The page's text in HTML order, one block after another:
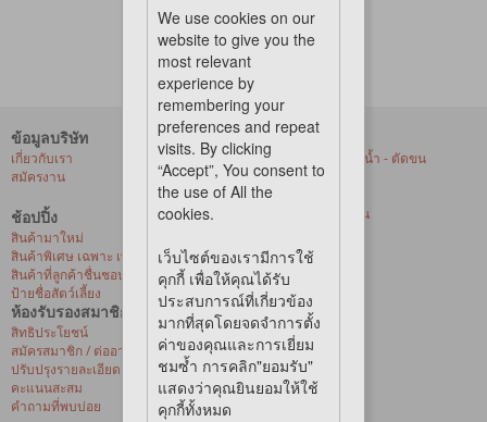
ข้อมูลบริษัท
เกี่ยวกับเรา
สมัครงาน
ช้อปปิ้ง
สินค้ามาใหม่
สินค้าพิเศษ เฉพาะ เพ็ท เลิฟเวอร์ เซ็นเตอร์
สินค้าที่ลูกค้าชื่นชอบ
ป้ายชื่อสัตว์เลี้ยง
บริการของเรา
ศูนย์ให้บริการอาบน้ำ - ตัดขน
สัตว์เลี้ยงที่ร้านค้า
การจัดส่งด่วน
บริการจัดส่งถึงบ้าน
ห้องรับรองสมาชิก
สิทธิประโยชน์
สมัครสมาชิก / ต่ออายุ / เปิดใช้งานบัตรวีไอพี
ปรับปรุงรายละเอียดส่วนบุคคล
คะแนนสะสม
คำถามที่พบบ่อย
We use cookies on our
website to give you the
most relevant
experience by
remembering your
preferences and repeat
visits. By clicking
“Accept”, You consent to
the use of All the
cookies.
เว็บไซต์ของเรามีการใช้
คุกกี้ เพื่อให้คุณได้รับ
ประสบการณ์ที่เกี่ยวข้อง
มากที่สุดโดยจดจำการตั้ง
ค่าของคุณและการเยี่ยม
ชมซ้ำ การคลิก"ยอมรับ"
แสดงว่าคุณยินยอมให้ใช้
คุกกี้ทั้งหมด